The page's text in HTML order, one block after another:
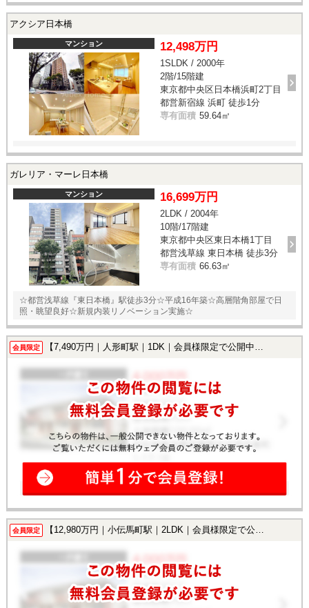
アクシア日本橋
マンション 12,498万円
1SLDK / 2000年
2階/15階建
東京都中央区日本橋浜町2丁目
都営新宿線 浜町 徒歩1分
専有面積 59.64㎡
ガレリア・マーレ日本橋
マンション 16,699万円
2LDK / 2004年
10階/17階建
東京都中央区東日本橋1丁目
都営浅草線 東日本橋 徒歩3分
専有面積 66.63㎡
☆都営浅草線『東日本橋』駅徒歩3分☆平成16年築☆高層階角部屋で日
照・眺望良好☆新規内装リノベーション実施☆
会員限定 【7,490万円｜人形町駅｜1DK｜会員様限定で公開中！】
会員限定 【12,980万円｜小伝馬町駅｜2LDK｜会員様限定で公開中！】